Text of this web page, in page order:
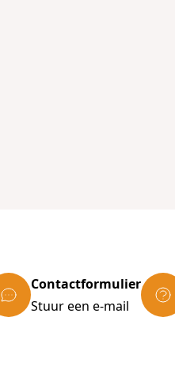
Contactformulier
Stuur een e-mail